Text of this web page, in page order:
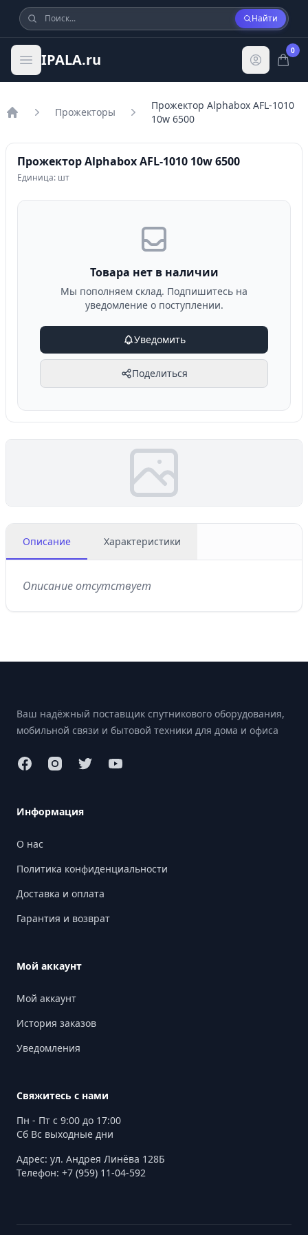
Найти
IPALA.ru
0
Прожекторы
Прожектор Alphabox AFL-1010
10w 6500
Прожектор Alphabox AFL-1010 10w 6500
Единица: шт
Товара нет в наличии
Мы пополняем склад. Подпишитесь на
уведомление о поступлении.
Уведомить
Поделиться
Описание Характеристики
Описание отсутствует
Ваш надёжный поставщик спутникового оборудования,
мобильной связи и бытовой техники для дома и офиса
Информация
О нас
Политика конфиденциальности
Доставка и оплата
Гарантия и возврат
Мой аккаунт
Мой аккаунт
История заказов
Уведомления
Свяжитесь с нами
Пн - Пт с 9:00 до 17:00
Сб Вс выходные дни
Адрес: ул. Андрея Линёва 128Б
Телефон: +7 (959) 11-04-592